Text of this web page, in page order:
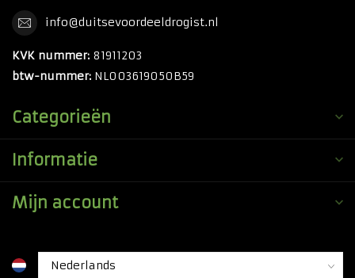
info@duitsevoordeeldrogist.nl
KVK nummer: 81911203
btw-nummer: NL003619050B59
Categorieën
Informatie
Mijn account